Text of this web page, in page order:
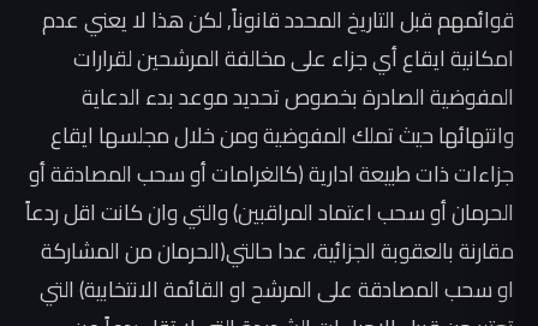
قوائمهم قبل التاريخ المحدد قانوناً, لكن هذا لا يعني عدم
امكانية ايقاع أي جزاء على مخالفة المرشحين لقرارات
المفوضية الصادرة بخصوص تحديد موعد بدء الدعاية
وانتهائها حيث تملك المفوضية ومن خلال مجلسها ايقاع
جزاءات ذات طبيعة ادارية (كالغرامات أو سحب المصادقة أو
الحرمان أو سحب اعتماد المراقبين) والتي وان كانت اقل ردعاً
مقارنة بالعقوبة الجزائية، عدا حالتي(الحرمان من المشاركة
او سحب المصادقة على المرشح او القائمة الانتخابية) التي